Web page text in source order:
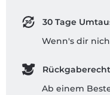
30 Tage
Wenn's dir
Rückgaberecht
Ab einem